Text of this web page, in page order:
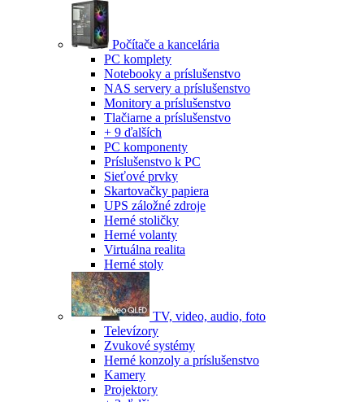
Počítače a kancelária
PC komplety
Notebooky a príslušenstvo
NAS servery a príslušenstvo
Monitory a príslušenstvo
Tlačiarne a príslušenstvo
+ 9 ďalších
PC komponenty
Príslušenstvo k PC
Sieťové prvky
Skartovačky papiera
UPS záložné zdroje
Herné stoličky
Herné volanty
Virtuálna realita
Herné stoly
TV, video, audio, foto
Televízory
Zvukové systémy
Herné konzoly a príslušenstvo
Kamery
Projektory